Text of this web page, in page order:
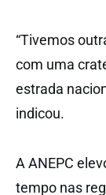
“Tivemos
com uma
estrada
indicou.
A ANEPC
tempo nas